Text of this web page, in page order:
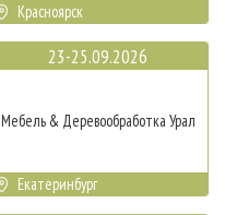
Красноярск
23-25.09.2026
Мебель & Деревообработка Урал
Екатеринбург